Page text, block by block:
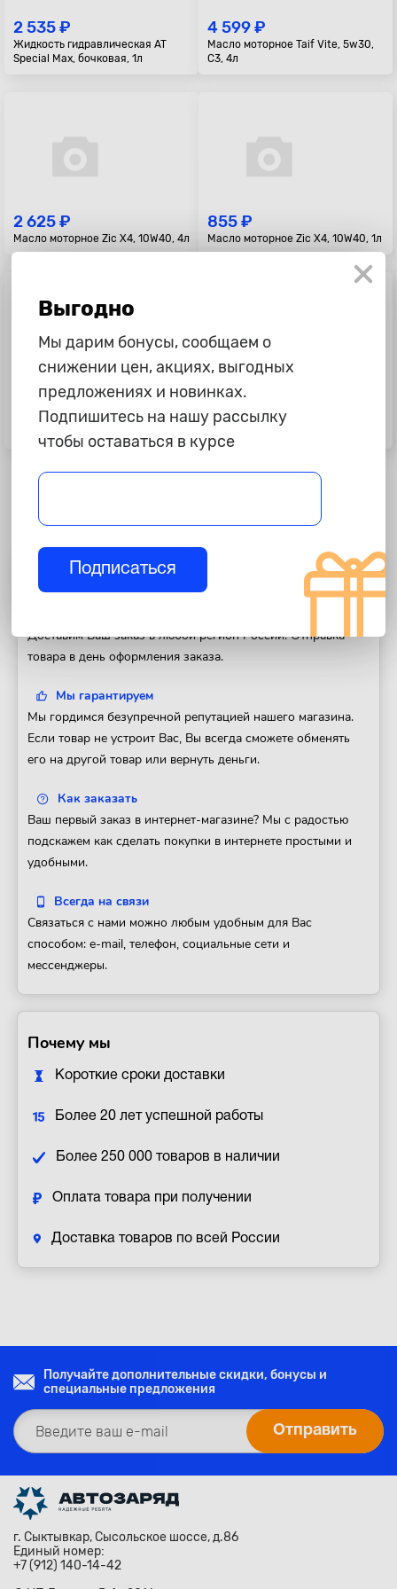
2 535 ₽
Жидкость гидравлическая AT
Special Max, бочковая, 1л
4 599 ₽
Масло моторное Taif Vite, 5w30,
C3, 4л
2 625 ₽
Масло моторное Zic X4, 10W40, 4л
855 ₽
Масло моторное Zic X4, 10W40, 1л
2 299 ₽
Масло трансмиссионное Лукойл
DCTF FE, 1л.
6 150 ₽
Масло моторное Toyota 5w30
Полезная информация
Доставим Ваш заказ в любой регион России. Отправка
товара в день оформления заказа.
Мы гарантируем
Мы гордимся безупречной репутацией нашего магазина.
Если товар не устроит Вас, Вы всегда сможете обменять
его на другой товар или вернуть деньги.
Как заказать
Ваш первый заказ в интернет-магазине? Мы с радостью
подскажем как сделать покупки в интернете простыми и
удобными.
Всегда на связи
Связаться с нами можно любым удобным для Вас
способом: e-mail, телефон, социальные сети и
мессенджеры.
Почему мы
Короткие сроки доставки
Более 20 лет успешной работы
Более 250 000 товаров в наличии
Оплата товара при получении
Доставка товаров по всей России
Получайте дополнительные скидки, бонусы и
специальные предложения
г. Сыктывкар, Сысольское шоссе, д.86
Единый номер:
+7 (912) 140-14-42
Выгодно
Мы дарим бонусы, сообщаем о
снижении цен, акциях, выгодных
предложениях и новинках.
Подпишитесь на нашу рассылку
чтобы оставаться в курсе
Подписаться